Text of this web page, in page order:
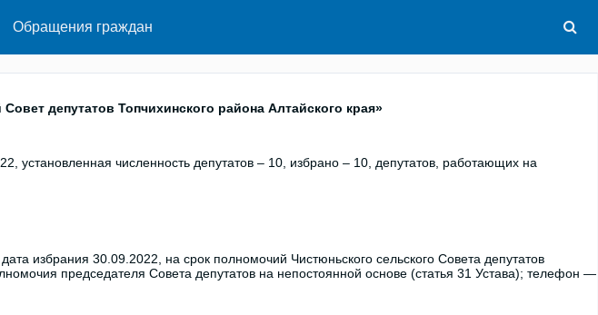
Обращения граждан
депутатов Топчихинского района Алтайского края»
установленная численность депутатов – 10, избрано – 10, депутатов, работающих на
избрания 30.09.2022, на срок полномочий Чистюньского сельского Совета депутатов
председателя Совета депутатов на непостоянной основе (статья 31 Устава); телефон —